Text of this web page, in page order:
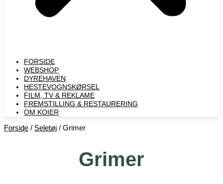
FORSIDE
WEBSHOP
DYREHAVEN
HESTEVOGNSKØRSEL
FILM, TV & REKLAME
FREMSTILLING & RESTAURERING​
OM KOIER
Forside / Seletøj / Grimer
Grimer